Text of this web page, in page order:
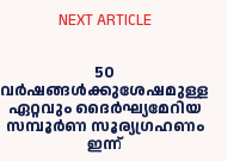
NEXT ARTICLE
50
വർഷങ്ങൾക്കുശേഷമുള്ള
ഏറ്റവും ദൈര്‍ഘ്യമേറിയ
സമ്പൂർണ സൂര്യഗ്രഹണം
ഇന്ന്